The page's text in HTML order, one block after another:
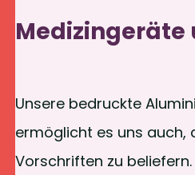
Unsere bedruckte
ermöglicht es uns auch,
Vorschriften zu beliefern.